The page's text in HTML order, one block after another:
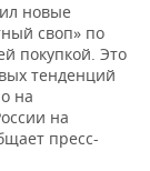
новые
своп» по
покупкой. Это
тенденций
на
на
пресс-